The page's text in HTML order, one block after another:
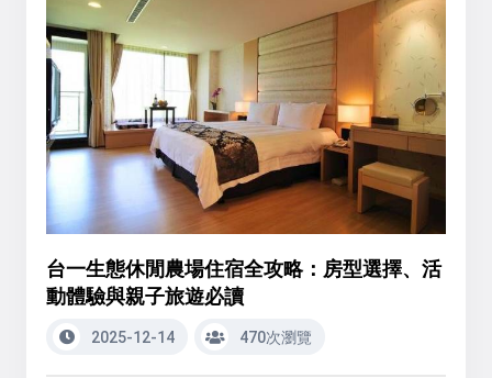
台一生態休閒農場住宿全攻略：房型選擇、活
動體驗與親子旅遊必讀
2025-12-14 470次瀏覽